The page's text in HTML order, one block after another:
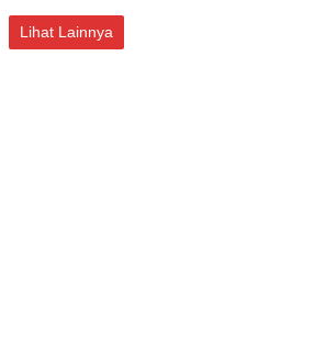
Lihat Lainnya